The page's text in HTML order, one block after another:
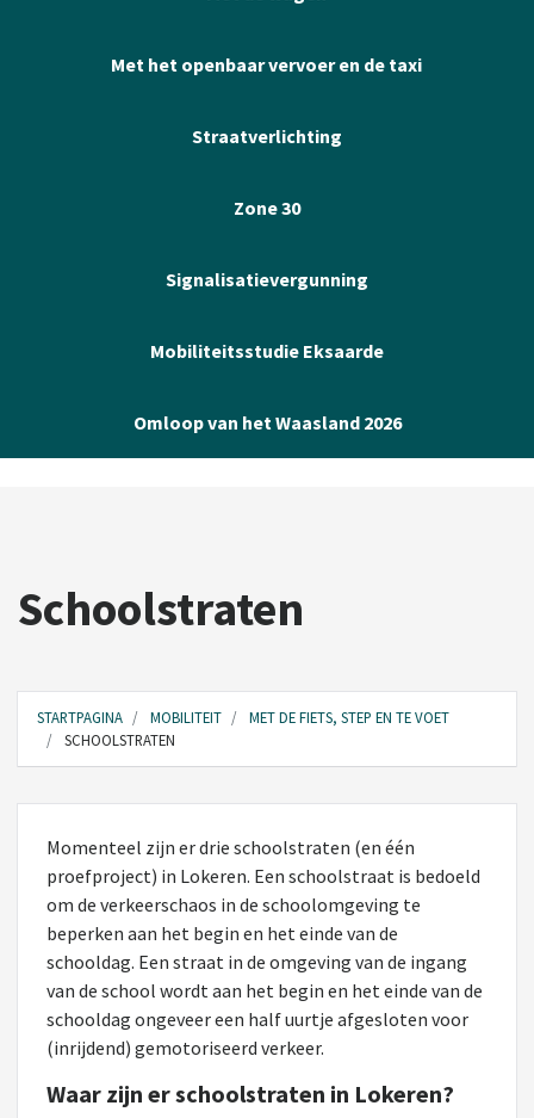
Met het openbaar vervoer en de taxi
Straatverlichting
Zone 30
Signalisatievergunning
Mobiliteitsstudie Eksaarde
Omloop van het Waasland 2026
Schoolstraten
STARTPAGINA MOBILITEIT
MET DE FIETS, STEP EN TE VOET
SCHOOLSTRATEN
Momenteel zijn er drie schoolstraten (en één
proefproject) in Lokeren. Een schoolstraat is bedoeld
om de verkeerschaos in de schoolomgeving te
beperken aan het begin en het einde van de
schooldag. Een straat in de omgeving van de ingang
van de school wordt aan het begin en het einde van de
schooldag ongeveer een half uurtje afgesloten voor
(inrijdend) gemotoriseerd verkeer.
Waar zijn er schoolstraten in Lokeren?